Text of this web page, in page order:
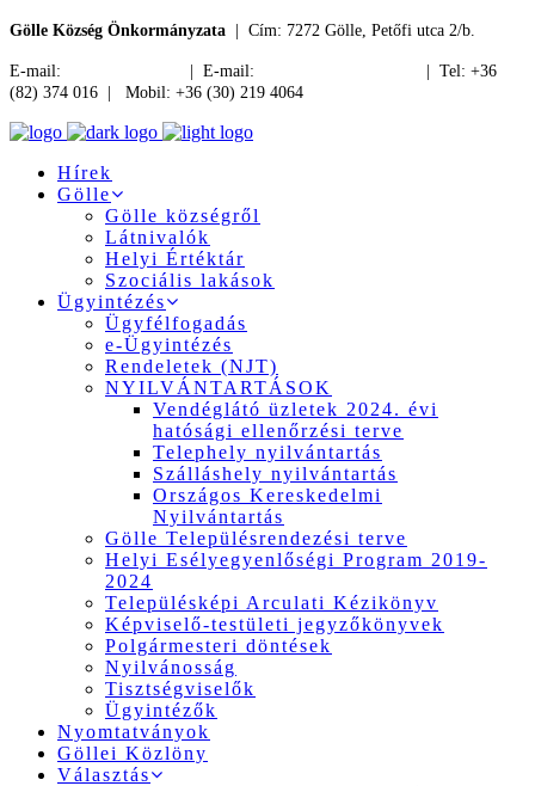
Gölle Község Önkormányzata | Cím: 7272 Gölle, Petőfi utca 2/b.
E-mail: | E-mail:
| Tel: +36
(82) 374 016 | Mobil: +36 (30) 219 4064
Hírek
Gölle
Gölle községről
Látnivalók
Helyi Értéktár
Szociális lakások
Ügyintézés
Ügyfélfogadás
e-Ügyintézés
Rendeletek (NJT)
NYILVÁNTARTÁSOK
Vendéglátó üzletek 2024. évi
hatósági ellenőrzési terve
Telephely nyilvántartás
Szálláshely nyilvántartás
Országos Kereskedelmi
Nyilvántartás
Gölle Településrendezési terve
Helyi Esélyegyenlőségi Program 2019-
2024
Településképi Arculati Kézikönyv
Képviselő-testületi jegyzőkönyvek
Polgármesteri döntések
Nyilvánosság
Tisztségviselők
Ügyintézők
Nyomtatványok
Göllei Közlöny
Választás